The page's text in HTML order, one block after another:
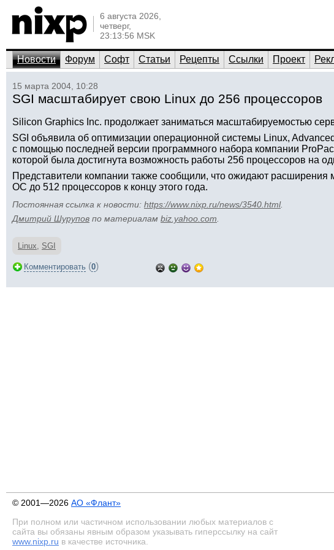
6 августа 2026,
четверг,
23:13:56 MSK
Новости Форум Софт Статьи Рецепты Ссылки Проект
15 марта 2004, 10:28
SGI масштабирует свою Linux до 256 процессоров
Silicon Graphics Inc. продолжает заниматься масштабируемостью
SGI объявила об оптимизации операционной системы Linux,
с помощью последней версии программного набора компании
которой была достигнута возможность работы 256 процессоров на
Представители компании также сообщили, что ожидают расширения
ОС до 512 процессоров к концу этого года.
Постоянная ссылка к новости: https://www.nixp.ru/news/3540.html.
Дмитрий Шурупов по материалам biz.yahoo.com
Linux, SGI
Комментировать (0)
© 2001—2026 АО «Флант»
При полном или частичном использовании любых материалов с
сайта вы обязаны явным образом указывать гиперссылку на сайт
www.nixp.ru в качестве источника.